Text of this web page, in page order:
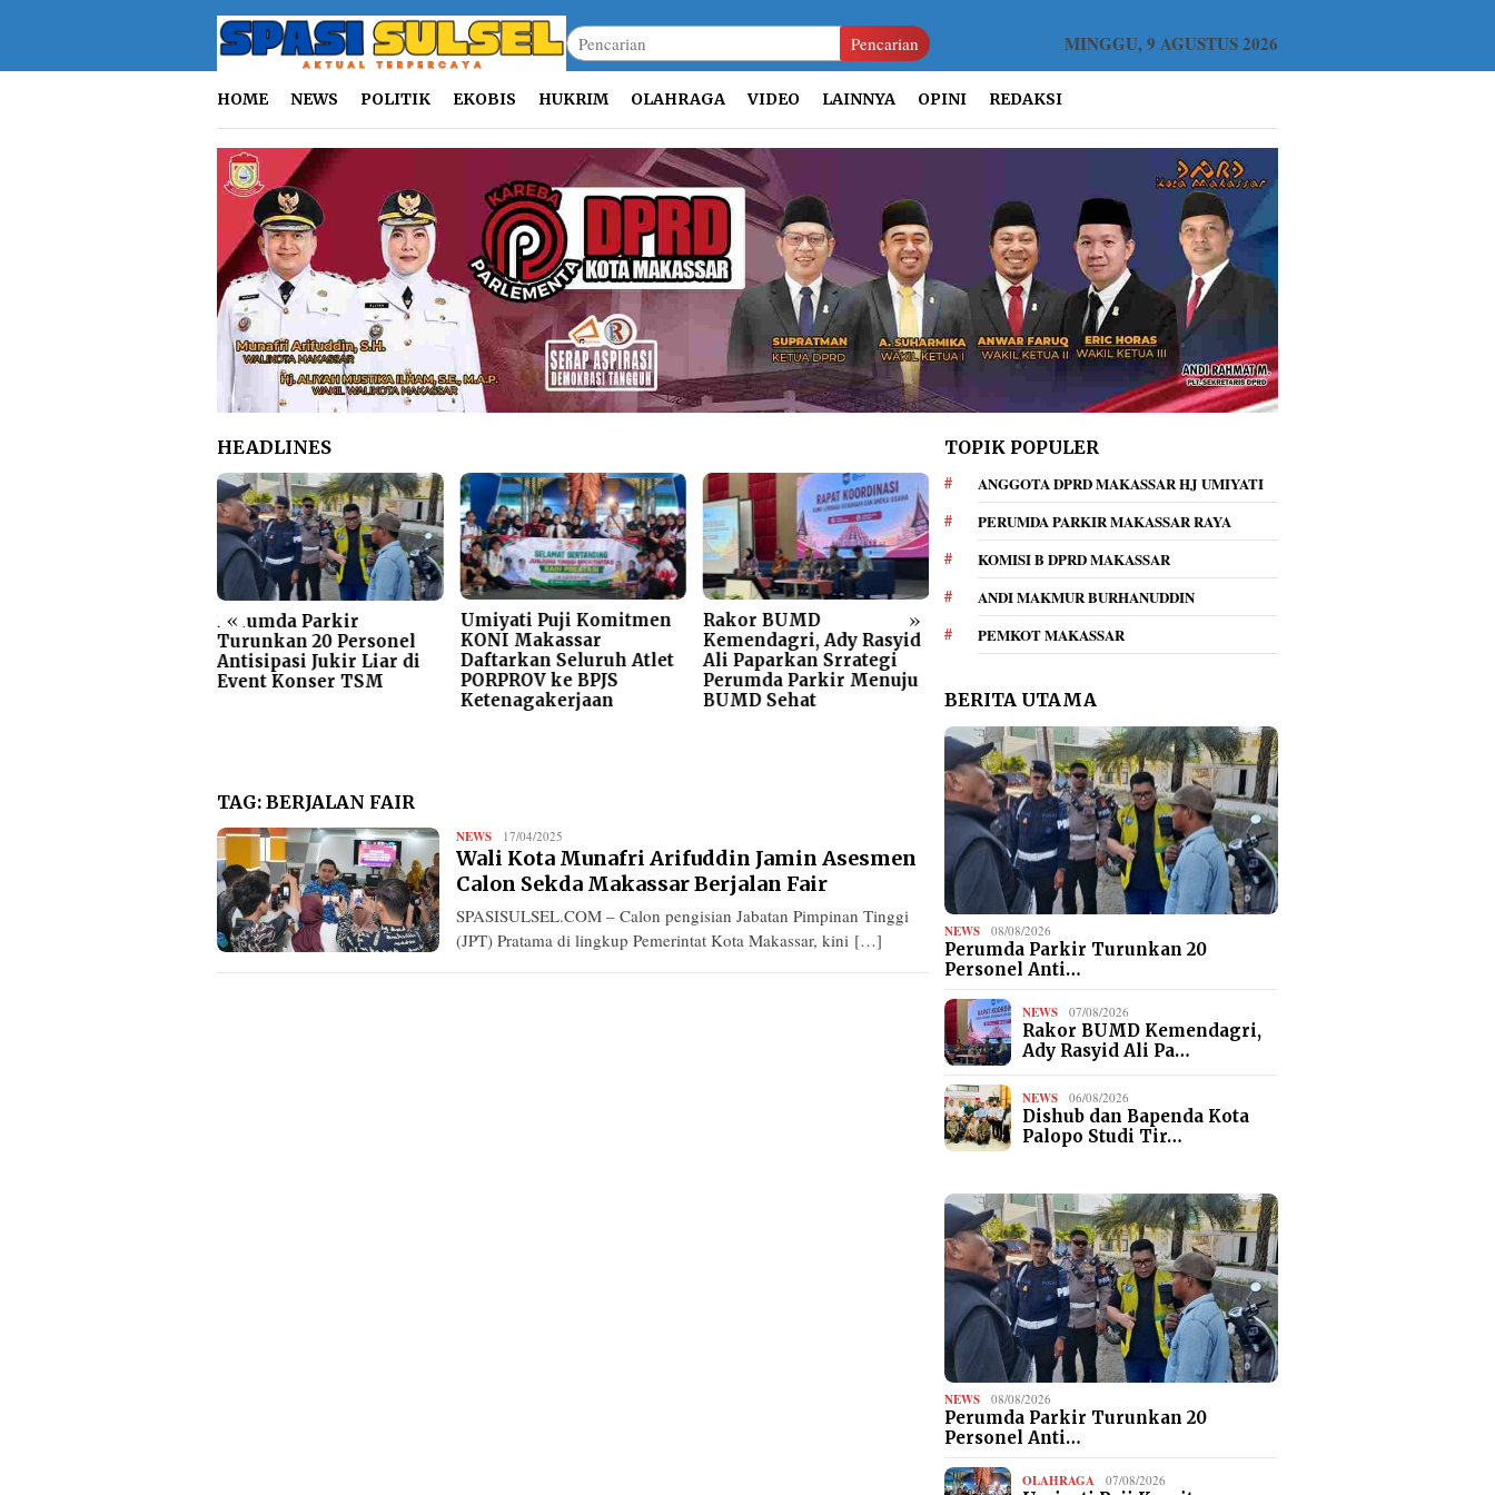
Pencarian MINGGU, 9 AGUSTUS 2026
HOME NEWS POLITIK EKOBIS HUKRIM OLAHRAGA VIDEO LAINNYA OPINI REDAKSI
HEADLINES
« »
Perumda Parkir
Turunkan 20 Personel
Antisipasi Jukir Liar di
Event Konser TSM
Umiyati Puji Komitmen
KONI Makassar
Daftarkan Seluruh Atlet
PORPROV ke BPJS
Ketenagakerjaan
Rakor BUMD
Kemendagri, Ady Rasyid
Ali Paparkan Srrategi
Perumda Parkir Menuju
BUMD Sehat
Dishub dan Bapenda
Kota Palopo Studi Tiru
Sistem Pengelolaan
Perumda Parkir
Kunjungan Studi Tiru
Parkir
TAG: BERJALAN FAIR
NEWS Redaksi
17/04/2025
Wali Kota Munafri Arifuddin Jamin Asesmen
Calon Sekda Makassar Berjalan Fair
SPASISULSEL.COM – Calon pengisian Jabatan Pimpinan Tinggi
(JPT) Pratama di lingkup Pemerintat Kota Makassar, kini […]
TOPIK POPULER
ANGGOTA DPRD MAKASSAR HJ UMIYATI
PERUMDA PARKIR MAKASSAR RAYA
KOMISI B DPRD MAKASSAR
ANDI MAKMUR BURHANUDDIN
PEMKOT MAKASSAR
BERITA UTAMA
NEWS 08/08/2026
Perumda Parkir Turunkan 20
Personel Anti…
NEWS 07/08/2026
Rakor BUMD Kemendagri,
Ady Rasyid Ali Pa…
NEWS 06/08/2026
Dishub dan Bapenda Kota
Palopo Studi Tir…
NEWS 08/08/2026
Perumda Parkir Turunkan 20
Personel Anti…
OLAHRAGA 07/08/2026